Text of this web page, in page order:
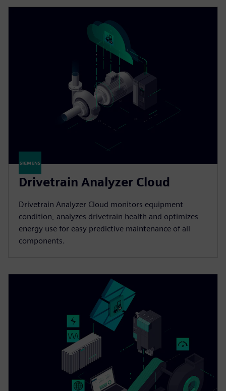
Drivetrain Analyzer Cloud​
Drivetrain Analyzer Cloud monitors equipment
condition, analyzes drivetrain health and optimizes
energy use for easy predictive maintenance of all
components.